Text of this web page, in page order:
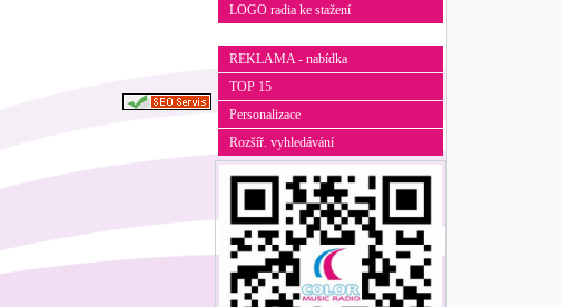
LOGO radia ke stažení
REKLAMA - nabídka
TOP 15
Personalizace
Rozšíř. vyhledávání